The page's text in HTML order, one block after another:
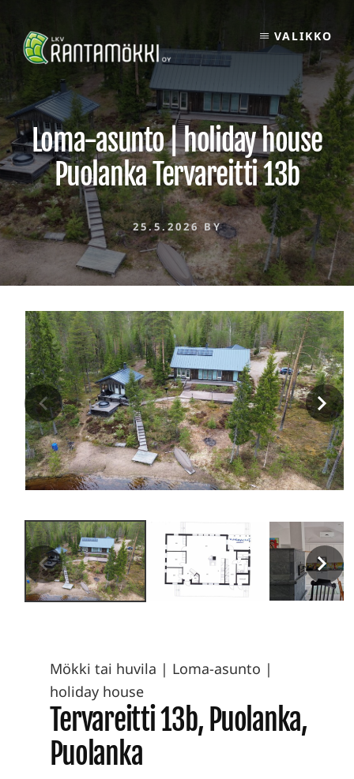
content
VALIKKO
Loma-asunto | holiday house
Puolanka Tervareitti 13b
25.5.2026BY
Mökki tai huvila | Loma-asunto |
holiday house
Tervareitti 13b, Puolanka,
Puolanka